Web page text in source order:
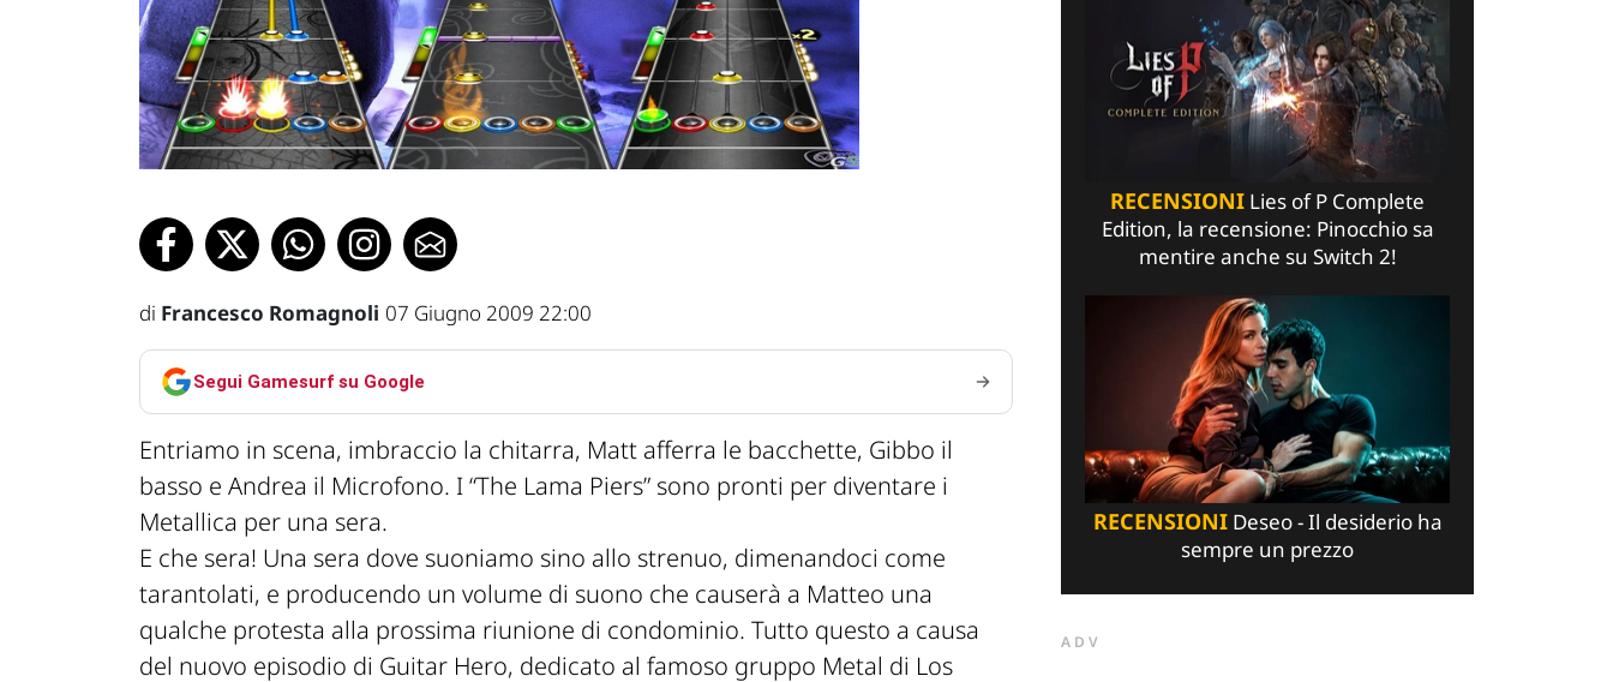
di Francesco Romagnoli 07 Giugno 2009 22:00
Segui Gamesurf su Google
Entriamo in scena, imbraccio la chitarra, Matt afferra le bacchette, Gibbo il
basso e Andrea il Microfono. I “The Lama Piers” sono pronti per diventare i
Metallica per una sera.
E che sera! Una sera dove suoniamo sino allo strenuo, dimenandoci come
tarantolati, e producendo un volume di suono che causerà a Matteo una
qualche protesta alla prossima riunione di condominio. Tutto questo a causa
del nuovo episodio di Guitar Hero, dedicato al famoso gruppo Metal di Los
RECENSIONI Lies of P Complete
Edition, la recensione: Pinocchio sa
mentire anche su Switch 2!
RECENSIONIDeseo - Il desiderio ha
sempre un prezzo
ADV